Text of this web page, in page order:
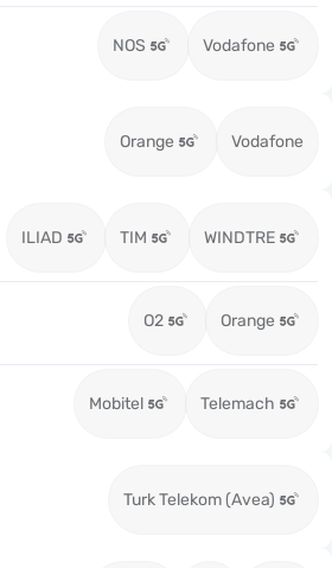
NOS Vodafone
Orange Vodafone
ILIAD TIM WINDTRE
O2 Orange
Mobitel Telemach
Turk Telekom (Avea)